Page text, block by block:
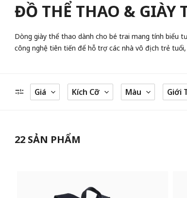
ĐỒ THỂ THAO & GIÀY
Dòng giày thể thao dành cho bé trai mang tính biểu
công nghệ tiên tiến để hỗ trợ các nhà vô địch trẻ
Giá Kích Cỡ Màu Giới
22 SẢN PHẨM